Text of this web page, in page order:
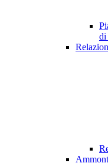
di